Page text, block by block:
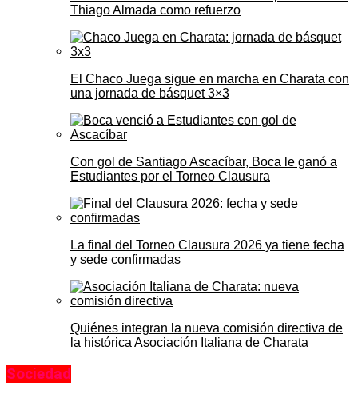
Thiago Almada como refuerzo
El Chaco Juega sigue en marcha en Charata con
una jornada de básquet 3×3
Con gol de Santiago Ascacíbar, Boca le ganó a
Estudiantes por el Torneo Clausura
La final del Torneo Clausura 2026 ya tiene fecha
y sede confirmadas
Quiénes integran la nueva comisión directiva de
la histórica Asociación Italiana de Charata
Sociedad